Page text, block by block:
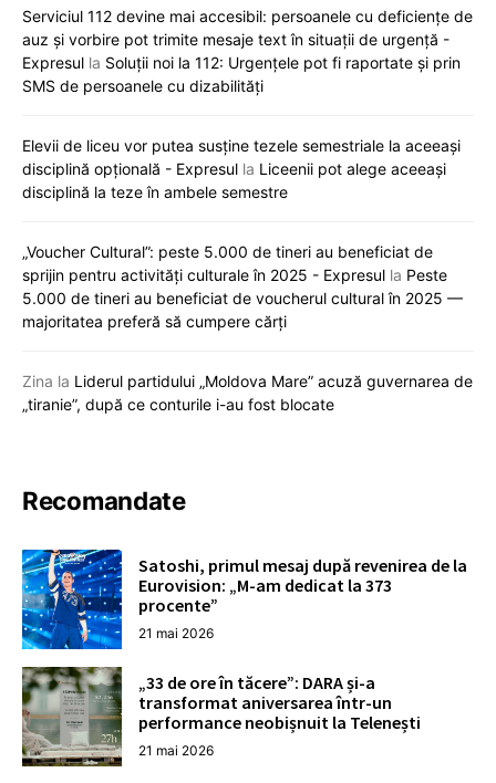
Serviciul 112 devine mai accesibil: persoanele cu deficiențe de
auz și vorbire pot trimite mesaje text în situații de urgență -
Expresul la Soluții noi la 112: Urgențele pot fi raportate și prin
SMS de persoanele cu dizabilități
Elevii de liceu vor putea susține tezele semestriale la aceeași
disciplină opțională - Expresul la Liceenii pot alege aceeași
disciplină la teze în ambele semestre
„Voucher Cultural”: peste 5.000 de tineri au beneficiat de
sprijin pentru activități culturale în 2025 - Expresul la Peste
5.000 de tineri au beneficiat de voucherul cultural în 2025 —
majoritatea preferă să cumpere cărți
Zina la Liderul partidului „Moldova Mare” acuză guvernarea de
„tiranie”, după ce conturile i-au fost blocate
Recomandate
Satoshi, primul mesaj după revenirea de la
Eurovision: „M-am dedicat la 373
procente”
21 mai 2026
„33 de ore în tăcere”: DARA și-a
transformat aniversarea într-un
performance neobișnuit la Telenești
21 mai 2026